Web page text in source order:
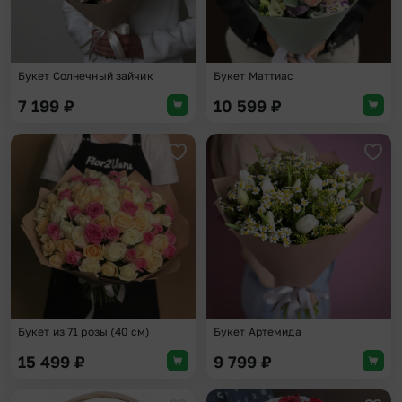
Букет Солнечный зайчик
7 199 ₽
Букет Маттиас
10 599 ₽
Добавить в избранное
Букет из 71 розы (40 см)
15 499 ₽
Букет Артемида
9 799 ₽